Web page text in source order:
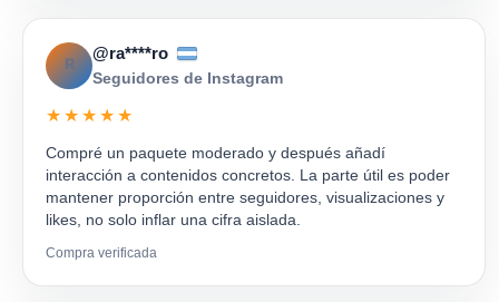
R
@ra****ro
Seguidores de Instagram
★★★★★
Compré un paquete moderado y después añadí
interacción a contenidos concretos. La parte útil es poder
mantener proporción entre seguidores, visualizaciones y
likes, no solo inflar una cifra aislada.
Compra verificada